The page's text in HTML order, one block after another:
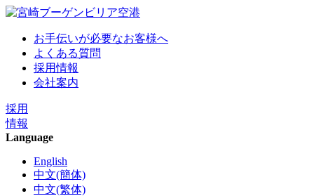
お手伝いが必要なお客様へ
よくある質問
採用情報
会社案内
採用
情報
Language
English
中文(簡体)
中文(繁体)